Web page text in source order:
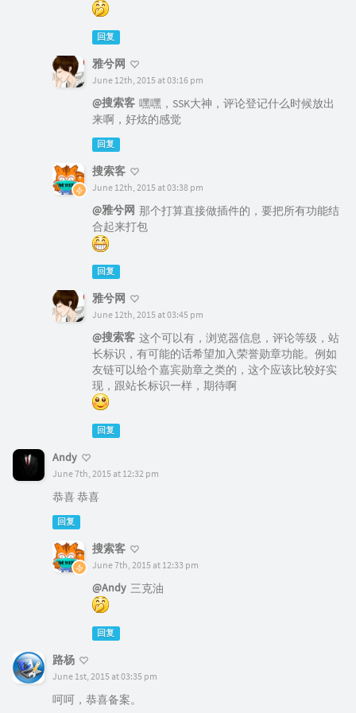
回复
雅兮网
June 12th, 2015 at 03:16 pm
@搜索客 嘿嘿，SSK大神，评论登记什么时候放出
来啊，好炫的感觉
回复
搜索客
June 12th, 2015 at 03:38 pm
@雅兮网 那个打算直接做插件的，要把所有功能结
合起来打包
回复
雅兮网
June 12th, 2015 at 03:45 pm
@搜索客 这个可以有，浏览器信息，评论等级，站
长标识，有可能的话希望加入荣誉勋章功能。例如
友链可以给个嘉宾勋章之类的，这个应该比较好实
现，跟站长标识一样，期待啊
回复
Andy
June 7th, 2015 at 12:32 pm
恭喜 恭喜
回复
搜索客
June 7th, 2015 at 12:33 pm
@Andy 三克油
回复
路杨
June 1st, 2015 at 03:35 pm
呵呵，恭喜备案。